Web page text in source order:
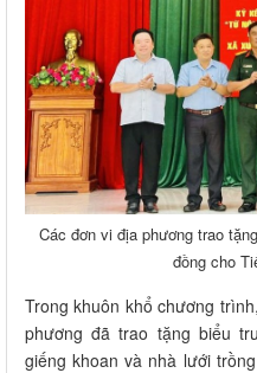
Các đơn vi địa phương trao
đồng cho
Trong khuôn khổ chương
phương đã trao tặng biểu
giếng khoan và nhà lưới